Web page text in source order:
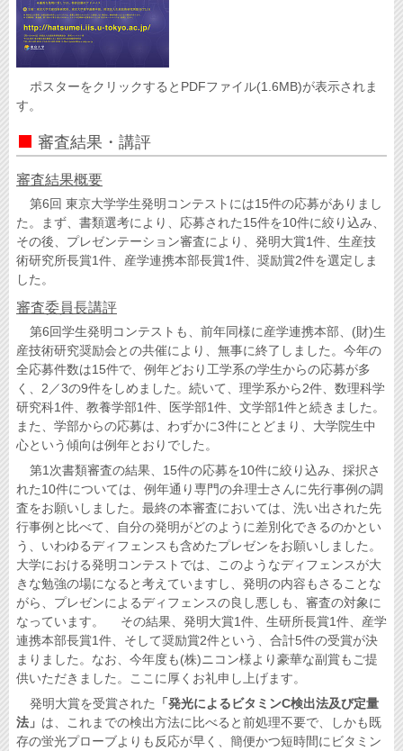
ポスターをクリックするとPDFファイル(1.6MB)が表示されま
す。
審査結果・講評
審査結果概要
第6回 東京大学学生発明コンテストには15件の応募がありまし
た。まず、書類選考により、応募された15件を10件に絞り込み、
その後、プレゼンテーション審査により、発明大賞1件、生産技
術研究所長賞1件、産学連携本部長賞1件、奨励賞2件を選定しま
した。
審査委員長講評
第6回学生発明コンテストも、前年同様に産学連携本部、(財)生
産技術研究奨励会との共催により、無事に終了しました。今年の
全応募件数は15件で、例年どおり工学系の学生からの応募が多
く、2／3の9件をしめました。続いて、理学系から2件、数理科学
研究科1件、教養学部1件、医学部1件、文学部1件と続きました。
また、学部からの応募は、わずかに3件にとどまり、大学院生中
心という傾向は例年とおりでした。
第1次書類審査の結果、15件の応募を10件に絞り込み、採択さ
れた10件については、例年通り専門の弁理士さんに先行事例の調
査をお願いしました。最終の本審査においては、洗い出された先
行事例と比べて、自分の発明がどのように差別化できるのかとい
う、いわゆるディフェンスも含めたプレゼンをお願いしました。
大学における発明コンテストでは、このようなディフェンスが大
きな勉強の場になると考えていますし、発明の内容もさることな
がら、プレゼンによるディフェンスの良し悪しも、審査の対象に
なっています。 その結果、発明大賞1件、生研所長賞1件、産学
連携本部長賞1件、そして奨励賞2件という、合計5件の受賞が決
まりました。なお、今年度も(株)ニコン様より豪華な副賞もご提
供いただきました。ここに厚くお礼申し上げます。
発明大賞を受賞された
「発光によるビタミンC検出法及び定量
法」 は、これまでの検出方法に比べると前処理不要で、しかも既
存の蛍光プローブよりも反応が早く、簡便かつ短時間にビタミン